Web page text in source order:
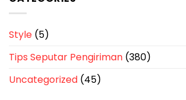
Style (5)
Tips Seputar Pengiriman (380)
Uncategorized (45)